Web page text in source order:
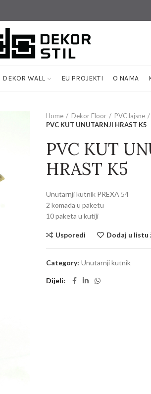
DEKOR WALL EU PROJEKTI O NAMA
Home Dekor Floor PVC lajsne
PVC KUT UNUTARNJI HRAST K5
PVC KUT
HRAST K5
Unutarnji kutnik PREXA 54
2 komada u paketu
10 paketa u kutiji
Usporedi Dodaj u listu
Category: Unutarnji kutnik
Dijeli